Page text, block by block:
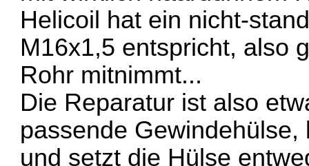
Helicoil hat ein nicht-
M16x1,5 entspricht, also
Rohr mitnimmt...
Die Reparatur ist also
passende
und setzt die Hülse